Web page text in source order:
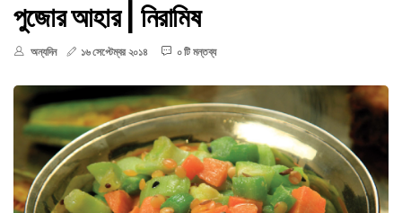
পুজোর আহার | নিরামিষ
অন্যদিন ১৬ সেপ্টেম্বর ২০১৪ ০ টি মন্তব্য